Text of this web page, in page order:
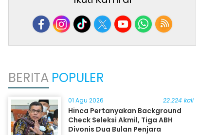
BERITA POPULER
01 Agu 2026 22.224 kali
Hinca Pertanyakan Background
Check Seleksi Akmil, Tiga ABH
Divonis Dua Bulan Penjara